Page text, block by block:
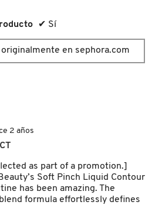
✔ Sí
originalmente en sephora.com
2 años
as part of a promotion.]
Soft Pinch Liquid Contour
has been amazing. The
formula effortlessly defines